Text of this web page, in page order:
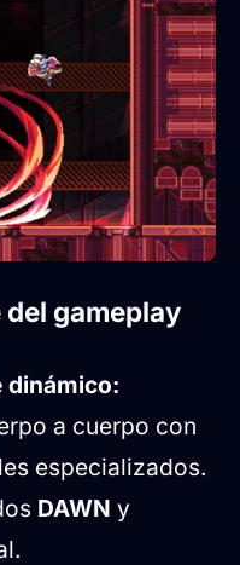
gameplay
dinámico:
a cuerpo con
especializados.
DAWN y